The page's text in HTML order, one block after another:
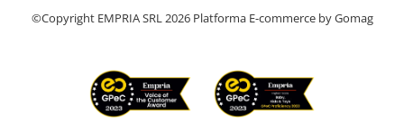
©Copyright EMPRIA SRL 2026 Platforma E-commerce by Gomag